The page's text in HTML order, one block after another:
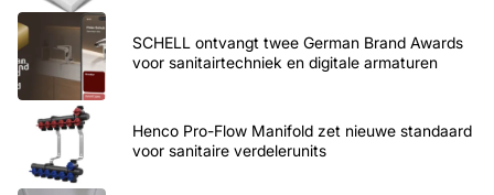
SCHELL ontvangt twee German Brand Awards
voor sanitairtechniek en digitale armaturen
Henco Pro-Flow Manifold zet nieuwe standaard
voor sanitaire verdelerunits